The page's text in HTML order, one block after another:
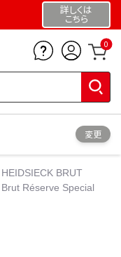
詳しくは
こちら
0
変更
BRUT
Réserve Special